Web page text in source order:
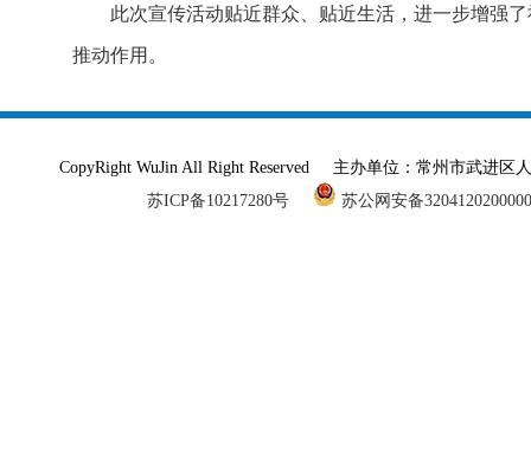
此次宣传活动贴近群众、贴近生活，进一步增强
推动作用。
CopyRight WuJin All Right Reserved 主办单位：常州市武进
苏ICP备10217280号
苏公网安备